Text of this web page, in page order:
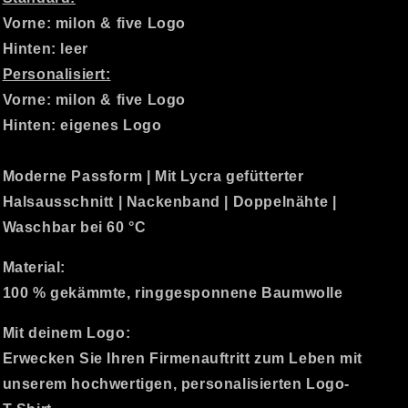
Vorne: milon & five Logo
Hinten: leer
Personalisiert:
Vorne: milon & five Logo
Hinten: eigenes Logo
Moderne Passform | Mit Lycra gefütterter
Halsausschnitt | Nackenband | Doppelnähte |
Waschbar bei 60 °C
Material:
100 % gekämmte, ringgesponnene Baumwolle
Mit deinem Logo:
Erwecken Sie Ihren Firmenauftritt zum Leben mit
unserem hochwertigen, personalisierten Logo-